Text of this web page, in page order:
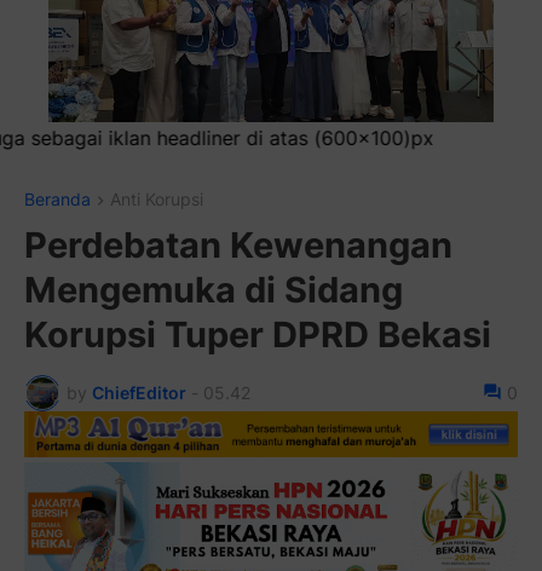
(600x100)px
Beranda Anti Korupsi
Perdebatan Kewenangan
Mengemuka di Sidang
Korupsi Tuper DPRD Bekasi
by ChiefEditor - 05.42 0